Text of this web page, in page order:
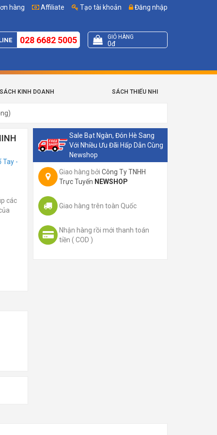
Affiliate Tạo tài khoản Đăng nhập
hàng
028 6682 5005 GIỎ HÀNG
0đ
SÁCH KINH DOANH SÁCH THIẾU NHI
Tay -
các
Sale Bạt Ngàn, Đón Hè Sang
Với Nhiều Ưu Đãi Hấp Dẫn Cùng
Newshop
Giao hàng bởiCông Ty TNHH
Trực Tuyến NEWSHOP
Giao hàng trên toàn Quốc
Nhận hàng rồi mới thanh toán
tiền ( COD )